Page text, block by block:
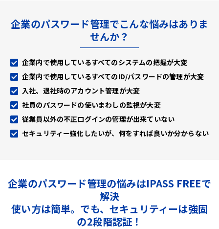
企業のパスワード管理でこんな悩みはありま
せんか？
企業内で使用しているすべてのシステムの把握が大変
企業内で使用しているすべてのID/パスワードの管理が大変
入社、退社時のアカウント管理が大変
社員のパスワードの使いまわしの監視が大変
従業員以外の不正ログインの管理が出来ていない
セキュリティー強化したいが、何をすれば良いか分からない
企業のパスワード管理の悩みはIPASS FREEで
解決
使い方は簡単。でも、セキュリティーは強固
の2段階認証！